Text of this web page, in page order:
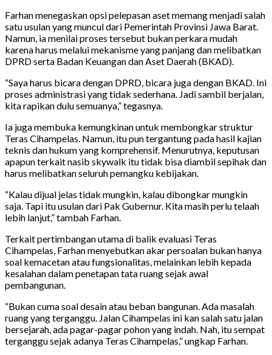
Farhan menegaskan opsi pelepasan aset memang menjadi salah
satu usulan yang muncul dari Pemerintah Provinsi Jawa Barat.
Namun, ia menilai proses tersebut bukan perkara mudah
karena harus melalui mekanisme yang panjang dan melibatkan
DPRD serta Badan Keuangan dan Aset Daerah (BKAD).
“Saya harus bicara dengan DPRD, bicara juga dengan BKAD. Ini
proses administrasi yang tidak sederhana. Jadi sambil berjalan,
kita rapikan dulu semuanya,” tegasnya.
Ia juga membuka kemungkinan untuk membongkar struktur
Teras Cihampelas. Namun, itu pun tergantung pada hasil kajian
teknis dan hukum yang komprehensif. Menurutnya, keputusan
apapun terkait nasib skywalk itu tidak bisa diambil sepihak dan
harus melibatkan seluruh pemangku kebijakan.
“Kalau dijual jelas tidak mungkin, kalau dibongkar mungkin
saja. Tapi itu usulan dari Pak Gubernur. Kita masih perlu telaah
lebih lanjut,” tambah Farhan.
Terkait pertimbangan utama di balik evaluasi Teras
Cihampelas, Farhan menyebutkan akar persoalan bukan hanya
soal kemacetan atau fungsionalitas, melainkan lebih kepada
kesalahan dalam penetapan tata ruang sejak awal
pembangunan.
“Bukan cuma soal desain atau beban bangunan. Ada masalah
ruang yang terganggu. Jalan Cihampelas ini kan salah satu jalan
bersejarah, ada pagar-pagar pohon yang indah. Nah, itu sempat
terganggu sejak adanya Teras Cihampelas,” ungkap Farhan.